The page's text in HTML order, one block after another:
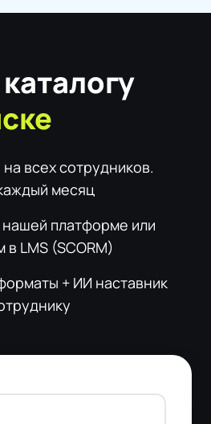
всех сотрудников.
месяц
платформе или
в LMS (SCORM)
+ ИИ наставник